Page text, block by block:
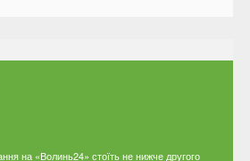
На Волині підтвердили загибель
на «Волинь24» стоїть не нижче другого